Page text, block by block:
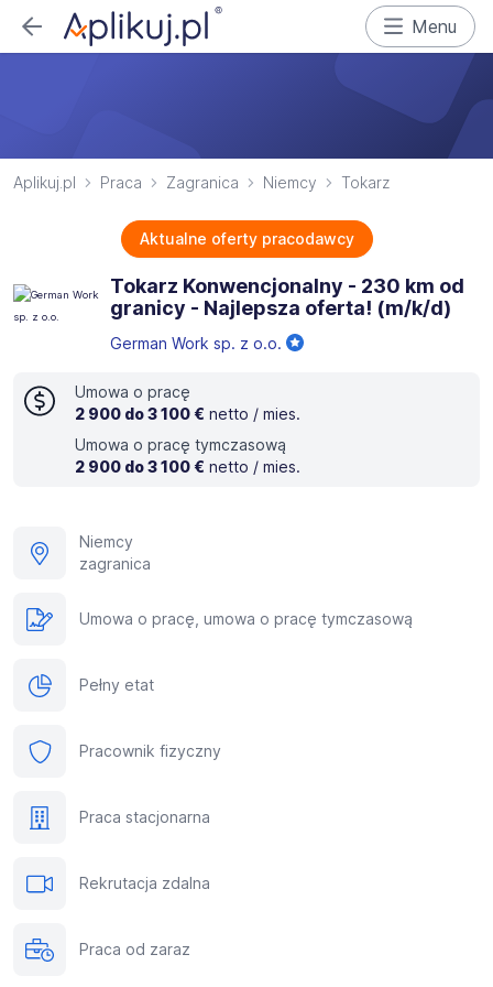
Menu
Aplikuj.pl Praca Zagranica Niemcy Tokarz
Aktualne oferty pracodawcy
Tokarz Konwencjonalny - 230 km od
granicy - Najlepsza oferta! (m/k/d)
German Work sp. z o.o.
Umowa o pracę
2 900 do 3 100 € netto / mies.
Umowa o pracę tymczasową
2 900 do 3 100 € netto / mies.
Niemcy
zagranica
Umowa o pracę, umowa o pracę tymczasową
Pełny etat
Pracownik fizyczny
Praca stacjonarna
Rekrutacja zdalna
Praca od zaraz